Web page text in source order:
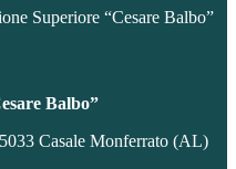
Superiore “Cesare Balbo”
Balbo”
Casale Monferrato (AL)